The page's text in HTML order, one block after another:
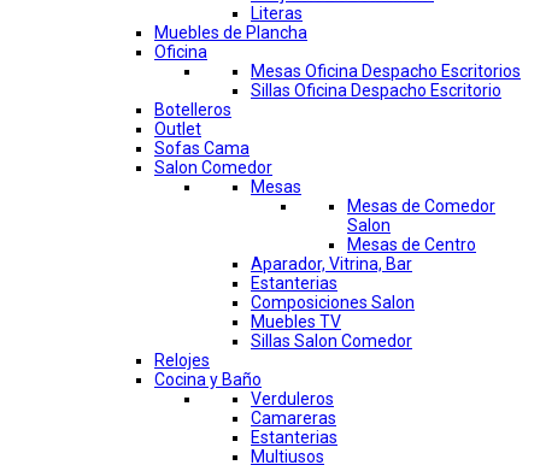
Literas
Muebles de Plancha
Oficina
Mesas Oficina Despacho Escritorios
Sillas Oficina Despacho Escritorio
Botelleros
Outlet
Sofas Cama
Salon Comedor
Mesas
Mesas de Comedor
Salon
Mesas de Centro
Aparador, Vitrina, Bar
Estanterias
Composiciones Salon
Muebles TV
Sillas Salon Comedor
Relojes
Cocina y Baño
Verduleros
Camareras
Estanterias
Multiusos